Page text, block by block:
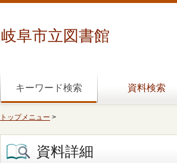
岐阜市立図書館
キーワード検索 資料検索
トップメニュー >
資料詳細